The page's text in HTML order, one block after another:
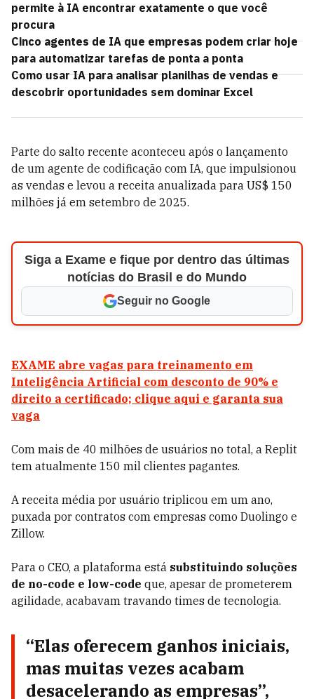
permite à IA encontrar exatamente o que você
procura
Cinco agentes de IA que empresas podem criar hoje
para automatizar tarefas de ponta a ponta
Como usar IA para analisar planilhas de vendas e
descobrir oportunidades sem dominar Excel
Parte do salto recente aconteceu após o lançamento
de um agente de codificação com IA, que impulsionou
as vendas e levou a receita anualizada para US$ 150
milhões já em setembro de 2025.
Siga a Exame e fique por dentro das últimas
notícias do Brasil e do Mundo
Seguir no Google
EXAME abre vagas para treinamento em
Inteligência Artificial com desconto de 90% e
direito a certificado; clique aqui e garanta sua
vaga
Com mais de 40 milhões de usuários no total, a Replit
tem atualmente 150 mil clientes pagantes.
A receita média por usuário triplicou em um ano,
puxada por contratos com empresas como Duolingo e
Zillow.
Para o CEO, a plataforma está substituindo soluções
de no-code e low-code que, apesar de prometerem
agilidade, acabavam travando times de tecnologia.
“Elas oferecem ganhos iniciais,
mas muitas vezes acabam
desacelerando as empresas”,